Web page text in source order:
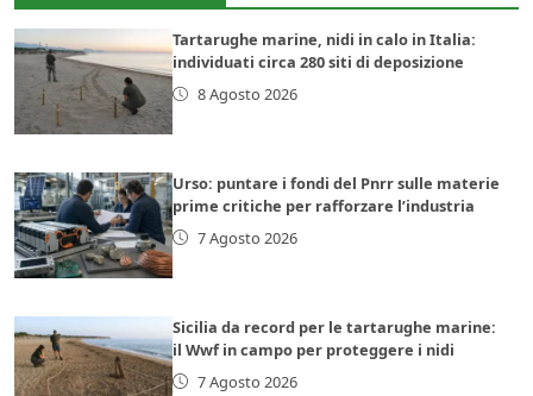
Tartarughe marine, nidi in calo in Italia:
individuati circa 280 siti di deposizione
8 Agosto 2026
Urso: puntare i fondi del Pnrr sulle materie
prime critiche per rafforzare l’industria
7 Agosto 2026
Sicilia da record per le tartarughe marine:
il Wwf in campo per proteggere i nidi
7 Agosto 2026